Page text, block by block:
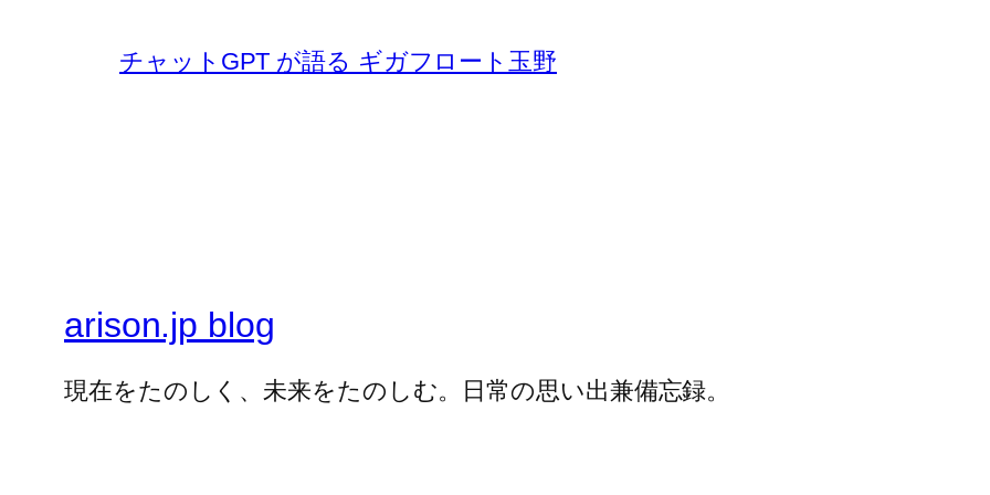
チャットGPT が語る ギガフロート玉野
arison.jp blog
現在をたのしく、未来をたのしむ。日常の思い出兼備忘録。